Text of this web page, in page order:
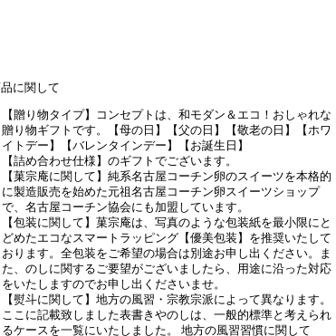
に関して
【贈り物タイプ】コンセプトは、和モダン＆エコ！おしゃれな
贈り物ギフトです。【母の日】【父の日】【敬老の日】【ホワ
イトデー】【バレンタインデー】【お誕生日】
【詰め合わせ仕様】のギフトでございます。
【菓宗庵に関して】純系名古屋コーチン卵のスイーツを本格的
に製造販売を始めた元祖名古屋コーチン卵スイーツショップ
で、名古屋コーチン協会にも加盟しています。
【包装に関して】菓宗庵は、写真のような包装紙を最小限にと
どめたエコなスマートラッピング【優美包装】を推奨いたして
おります。全包装をご希望の場合は別途お申し出ください。ま
た、のしに関するご要望がございましたら、用途に沿った対応
をいたしますのでお申し出くださいませ。
【熨斗に関して】地方の風習・宗教宗派によって異なります。
ここに記載致しました表書きやのしは、一般的標準と考えられ
るケースを一覧にいたしました。 地方の風習習慣に関して